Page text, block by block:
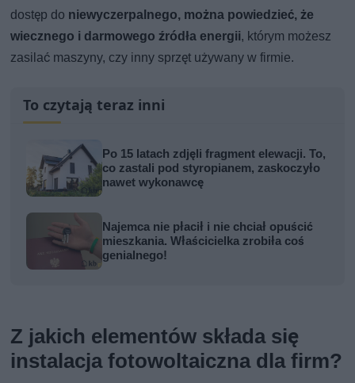
dostęp do niewyczerpalnego, można powiedzieć, że
wiecznego i darmowego źródła energii, którym możesz
zasilać maszyny, czy inny sprzęt używany w firmie.
To czytają teraz inni
Po 15 latach zdjęli fragment elewacji. To,
co zastali pod styropianem, zaskoczyło
nawet wykonawcę
Najemca nie płacił i nie chciał opuścić
mieszkania. Właścicielka zrobiła coś
genialnego!
Z jakich elementów składa się
instalacja fotowoltaiczna dla firm?